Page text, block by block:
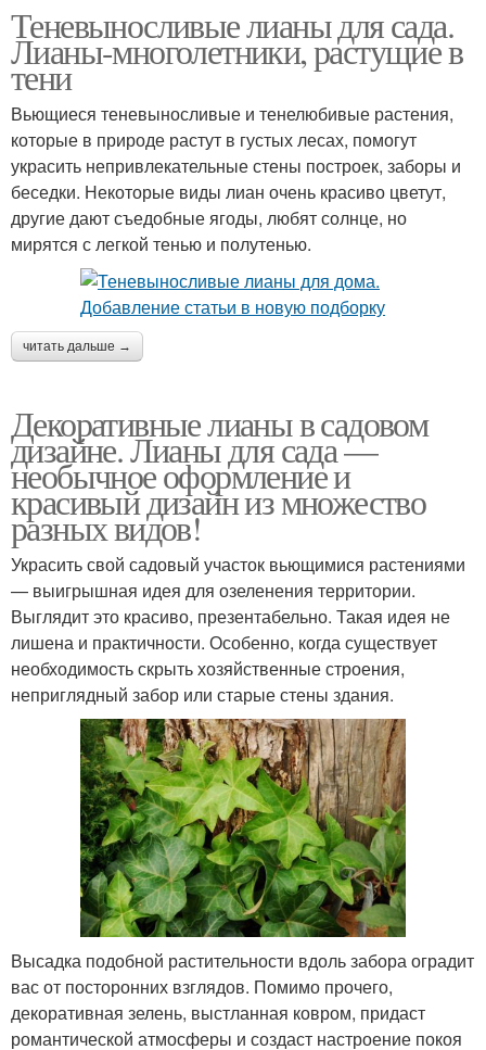
Теневыносливые лианы для сада.
Лианы-многолетники, растущие в
тени
Вьющиеся теневыносливые и тенелюбивые растения,
которые в природе растут в густых лесах, помогут
украсить непривлекательные стены построек, заборы и
беседки. Некоторые виды лиан очень красиво цветут,
другие дают съедобные ягоды, любят солнце, но
мирятся с легкой тенью и полутенью.
читать дальше →
Декоративные лианы в садовом
дизайне. Лианы для сада —
необычное оформление и
красивый дизайн из множество
разных видов!
Украсить свой садовый участок вьющимися растениями
— выигрышная идея для озеленения территории.
Выглядит это красиво, презентабельно. Такая идея не
лишена и практичности. Особенно, когда существует
необходимость скрыть хозяйственные строения,
неприглядный забор или старые стены здания.
Высадка подобной растительности вдоль забора оградит
вас от посторонних взглядов. Помимо прочего,
декоративная зелень, выстланная ковром, придаст
романтической атмосферы и создаст настроение покоя